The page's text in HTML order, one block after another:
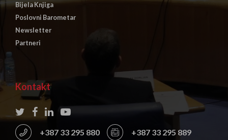
Bijela Knjiga
Poslovni Barometar
Newsletter
Partneri
Kontakt
+387 33 295 880 +387 33 295 889